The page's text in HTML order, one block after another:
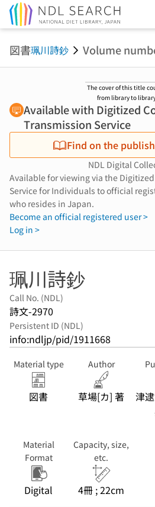
図書珮川詩鈔 Volume
The cover of this title
from library to
Available with Digitized
Transmission Service
Find on the
NDL Digital
Available for viewing via the
Service for Individuals to official
who resides in Japan.
Become an official registered user >
Log in >
珮川詩鈔
Call No. (NDL)
詩文-2970
Persistent ID (NDL)
info:ndljp/pid/1911668
Material type
図書
Author
草場[カ] 著
津
Material
Format
Digital
Capacity, size,
etc.
4冊 ; 22cm